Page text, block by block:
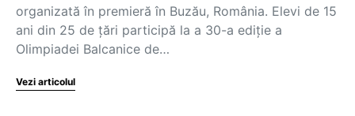
organizată în premieră în Buzău, România. Elevi de 15
ani din 25 de țări participă la a 30-a ediție a
Olimpiadei Balcanice de…
Vezi articolul